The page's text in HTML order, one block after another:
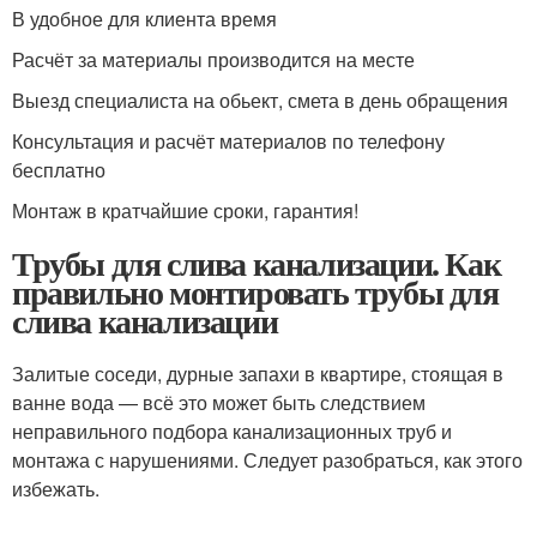
В удобное для клиента время
Расчёт за материалы производится на месте
Выезд специалиста на обьект, смета в день обращения
Консультация и расчёт материалов по телефону
бесплатно
Монтаж в кратчайшие сроки, гарантия!
Трубы для слива канализации. Как
правильно монтировать трубы для
слива канализации
Залитые соседи, дурные запахи в квартире, стоящая в
ванне вода — всё это может быть следствием
неправильного подбора канализационных труб и
монтажа с нарушениями. Следует разобраться, как этого
избежать.